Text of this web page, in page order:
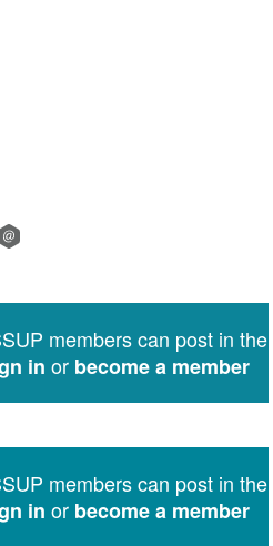
members can post in the
in or become a member
members can post in the
in or become a member